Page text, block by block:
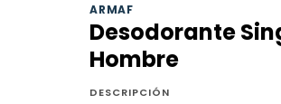
ARMAF
Desodorante
Hombre
DESCRIPCIÓN